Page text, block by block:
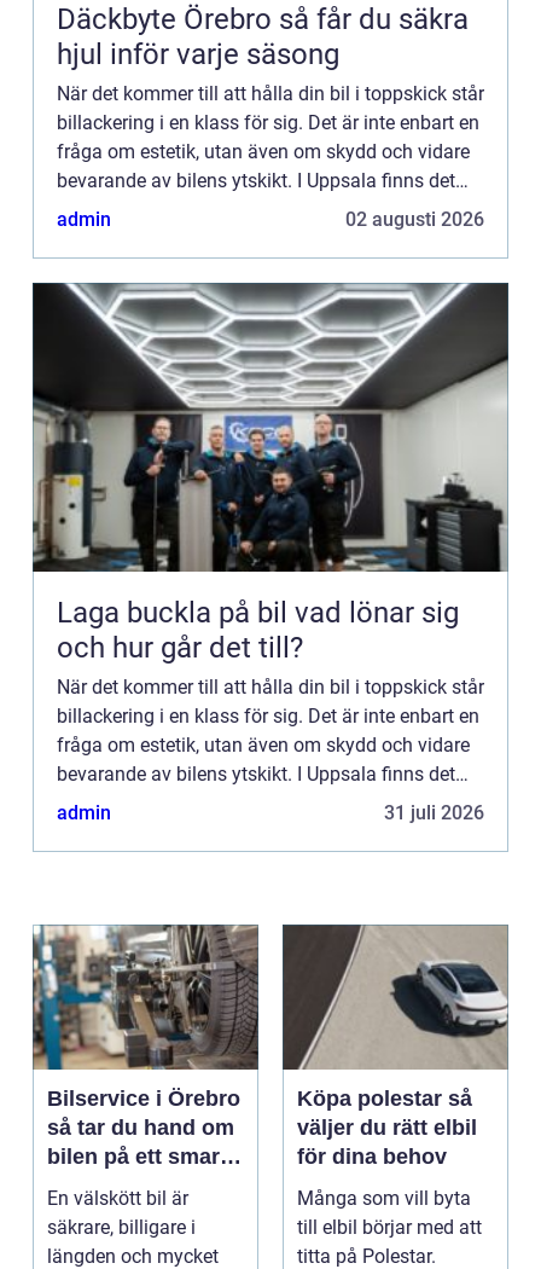
Däckbyte Örebro så får du säkra
hjul inför varje säsong
När det kommer till att hålla din bil i toppskick står
billackering i en klass för sig. Det är inte enbart en
fråga om estetik, utan även om skydd och vidare
bevarande av bilens ytskikt. I Uppsala finns det
flera...
admin 02 augusti 2026
Laga buckla på bil vad lönar sig
och hur går det till?
När det kommer till att hålla din bil i toppskick står
billackering i en klass för sig. Det är inte enbart en
fråga om estetik, utan även om skydd och vidare
bevarande av bilens ytskikt. I Uppsala finns det
flera...
admin 31 juli 2026
Bilservice i Örebro
så tar du hand om
bilen på ett smart
sätt
En välskött bil är
säkrare, billigare i
längden och mycket
Köpa polestar så
väljer du rätt elbil
för dina behov
Många som vill byta
till elbil börjar med att
titta på Polestar.